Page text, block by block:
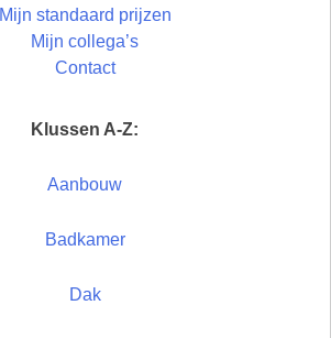
Mijn standaard prijzen
Mijn collega’s
Contact
Klussen A-Z:
Aanbouw
Badkamer
Dak